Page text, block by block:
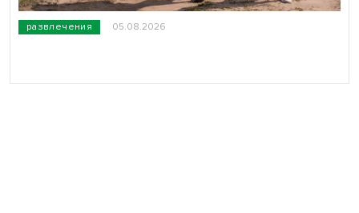
развлечения 05.08.2026